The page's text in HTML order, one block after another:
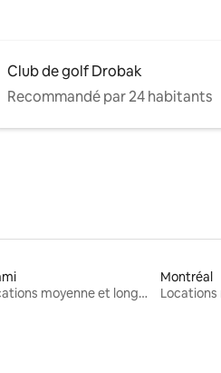
Club de golf Drobak
Recommandé par 24 habitants
Locations moyenne et longue durée
Montréal